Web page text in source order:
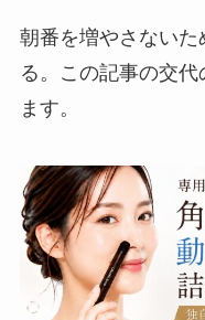
朝番を増やさない
る。この記事の交
ます。